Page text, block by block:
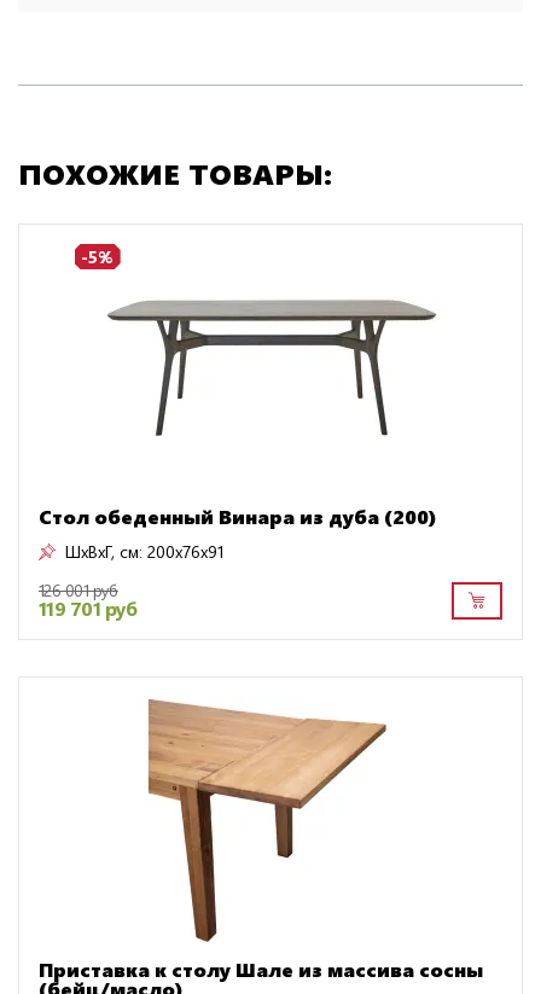
ПОХОЖИЕ ТОВАРЫ:
-5%
Стол обеденный Винара из дуба (200)
ШxВxГ, см: 200x76x91
126 001 руб
119 701 руб
Приставка к столу Шале из массива сосны
(бейц/масло)